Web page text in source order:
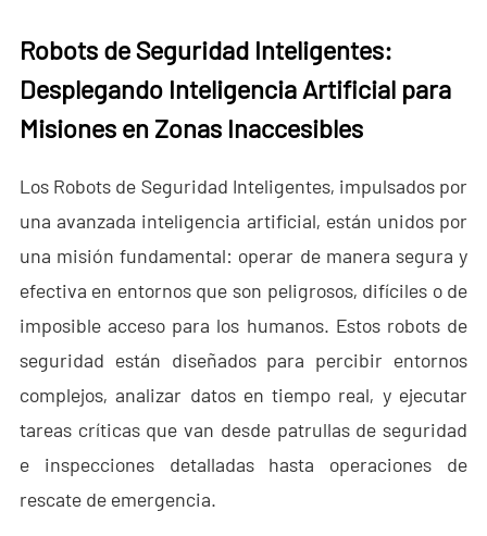
- - Sistema Portátil Anti-Dron
- - - ND-BD003 Sistema Portátil Anti-Dron
- - - ND-BD004 Jammer Portátil Anti-Dron
- - - ND-BD005 Sistema Portátil Anti-Dron de Alta Gama
- - - ND-BD006 Sistema Anti-Dron de Mochila de Alta Gama
- - Radar Anti-Dron
- - - ND-BR014 Radar de Detección de Drones
- - - ND-BR022 Radar de Detección de Drones
Robots de Seguridad Inteligentes:
Desplegando Inteligencia Artificial para
Misiones en Zonas Inaccesibles
Los Robots de Seguridad Inteligentes, impulsados por
una avanzada inteligencia artificial, están unidos por
una misión fundamental: operar de manera segura y
efectiva en entornos que son peligrosos, difíciles o de
imposible acceso para los humanos. Estos robots de
seguridad están diseñados para percibir entornos
complejos, analizar datos en tiempo real, y ejecutar
tareas críticas que van desde patrullas de seguridad
e inspecciones detalladas hasta operaciones de
rescate de emergencia.